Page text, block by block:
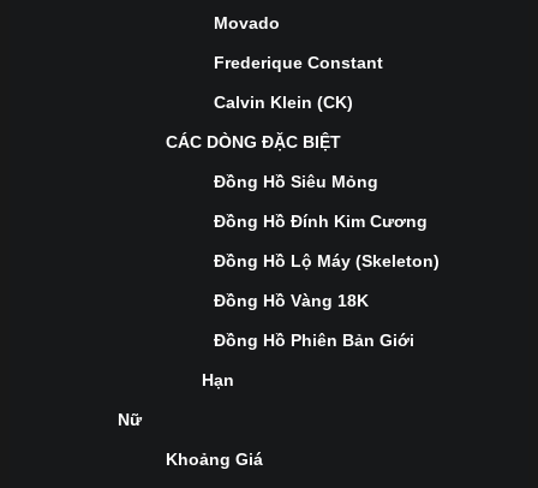
Movado
Frederique Constant
Calvin Klein (CK)
CÁC DÒNG ĐẶC BIỆT
Đồng Hồ Siêu Mỏng
Đồng Hồ Đính Kim Cương
Đồng Hồ Lộ Máy (Skeleton)
Đồng Hồ Vàng 18K
Đồng Hồ Phiên Bản Giới
Hạn
Nữ
Khoảng Giá